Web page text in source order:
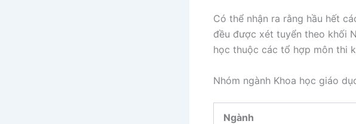
Có thể nhận ra rằng hầu hết
đều được xét tuyển theo khối
học thuộc các tổ hợp môn thi
Nhóm ngành Khoa học giáo
Ngành